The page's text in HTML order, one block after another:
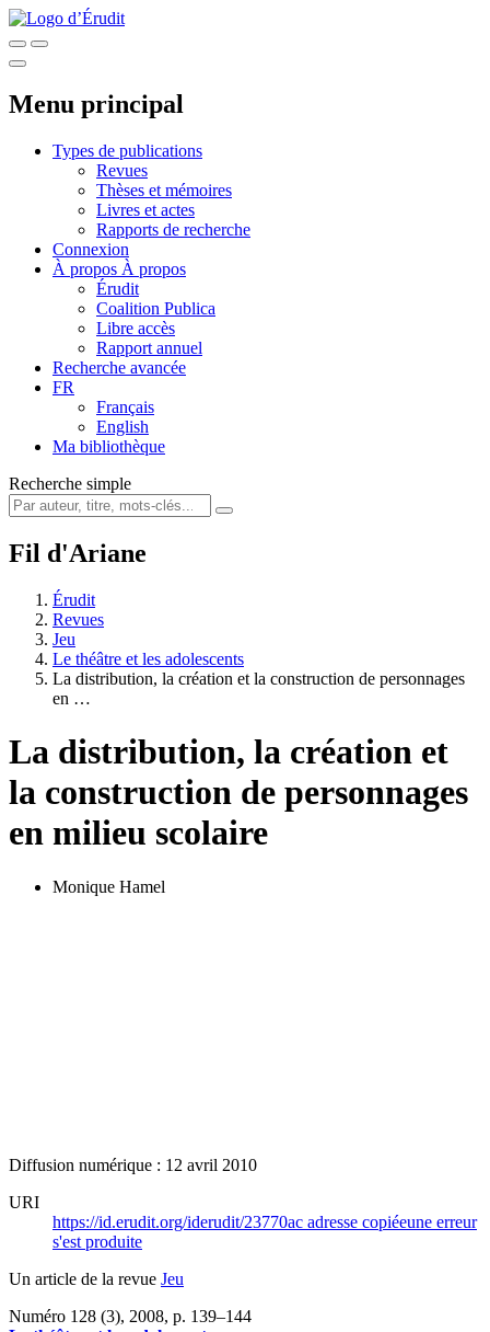
Menu principal
Types de publications
Revues
Thèses et mémoires
Livres et actes
Rapports de recherche
Connexion
À propos À propos
Érudit
Coalition Publica
Libre accès
Rapport annuel
Recherche avancée
FR
Français
English
Ma bibliothèque
Recherche simple
Fil d'Ariane
Érudit
Revues
Jeu
Le théâtre et les adolescents
La distribution, la création et la construction de personnages
en …
La distribution, la création et
la construction de personnages
en milieu scolaire
Monique Hamel
Diffusion numérique : 12 avril 2010
URI
https://id.erudit.org/iderudit/23770ac adresse copiéeune erreur
s'est produite
Un article de la revue Jeu
Numéro 128 (3), 2008, p. 139–144